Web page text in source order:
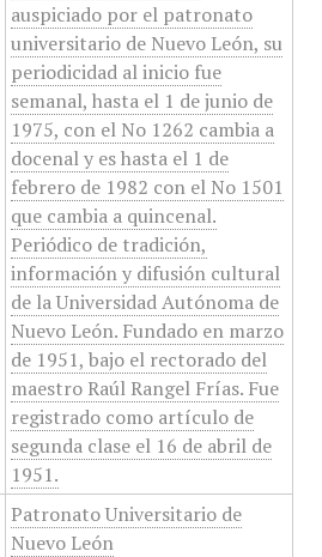
auspiciado por el patronato
universitario de Nuevo León, su
periodicidad al inicio fue
semanal, hasta el 1 de junio de
1975, con el No 1262 cambia a
docenal y es hasta el 1 de
febrero de 1982 con el No 1501
que cambia a quincenal.
Periódico de tradición,
información y difusión cultural
de la Universidad Autónoma de
Nuevo León. Fundado en marzo
de 1951, bajo el rectorado del
maestro Raúl Rangel Frías. Fue
registrado como artículo de
segunda clase el 16 de abril de
1951.
Patronato Universitario de
Nuevo León